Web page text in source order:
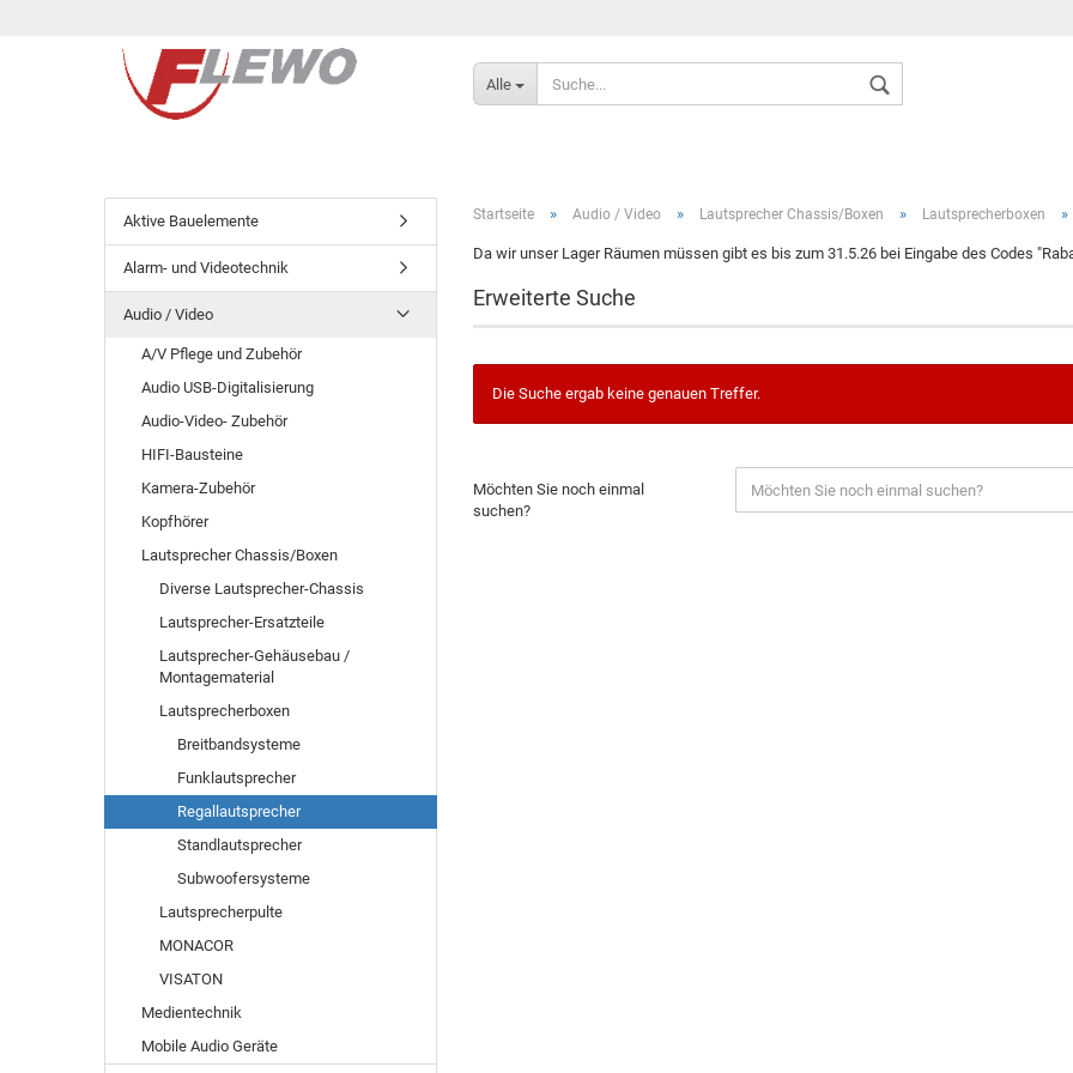
Alle
Startseite » Audio / Video » Lautsprecher Chassis/Boxen » Lautsprecherboxen »
Da wir unser Lager Räumen müssen gibt es bis zum 31.5.26 bei Eingabe des Codes
Erweiterte Suche
Die Suche ergab keine genauen Treffer.
Möchten Sie noch einmal
suchen?
Aktive Bauelemente
Alarm- und Videotechnik
Audio / Video
A/V Pflege und Zubehör
Audio USB-Digitalisierung
Audio-Video- Zubehör
HIFI-Bausteine
Kamera-Zubehör
Kopfhörer
Lautsprecher Chassis/Boxen
Diverse Lautsprecher-Chassis
Lautsprecher-Ersatzteile
Lautsprecher-Gehäusebau /
Montagematerial
Lautsprecherboxen
Breitbandsysteme
Funklautsprecher
Regallautsprecher
Standlautsprecher
Subwoofersysteme
Lautsprecherpulte
MONACOR
VISATON
Medientechnik
Mobile Audio Geräte